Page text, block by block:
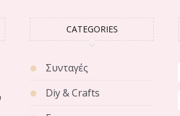
CATEGORIES
Συνταγές
Diy & Crafts